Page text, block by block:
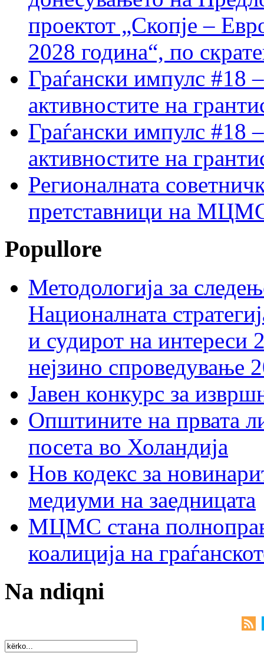
проектот „Скопје –
2028 година“, по
Граѓански импулс #18
активностите на
Граѓански импулс #18
активностите на
Регионалната
претставници на МЦМС
Popullore
Методологија за
Националната
и судирот на интереси
нејзино спроведување
Јавен конкурс за
Општините на првата
посета во Холандија
Нов кодекс за
медиуми на заедницата
МЦМС стана
коалиција на
Na ndiqni